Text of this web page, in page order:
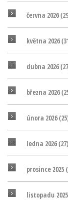
června 2026
května 2026
dubna 2026
března 2026
února 2026
ledna 2026(27)
prosince 2025
listopadu 2025